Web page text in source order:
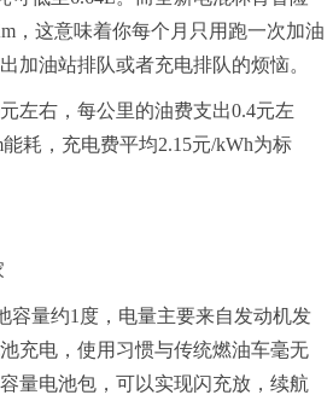
，这意味着你每个月只用跑一次加油
加油站排队或者充电排队的烦恼。
左右，每公里的油费支出0.4元左
耗，充电费平均2.15元/kWh为标
容量约1度，电量主要来自发动机发
充电，使用 习惯与传统燃油车毫无
量电池包，可以实现闪充放，续航